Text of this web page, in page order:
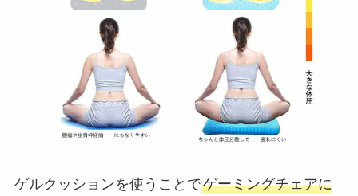
ゲルクッションを使うことでゲーミングチェアに